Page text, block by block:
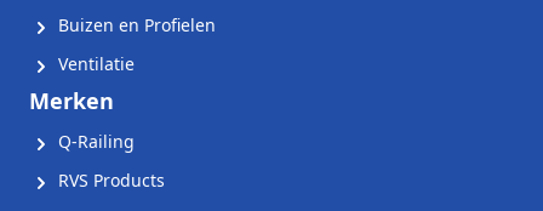
Buizen en Profielen
Ventilatie
Merken
Q-Railing
RVS Products